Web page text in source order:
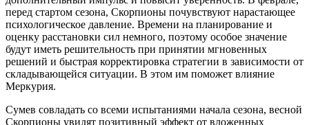
перед стартом сезона, Скорпионы почувствуют нарастающее
психологическое давление. Времени на планирование и
оценку расстановки сил немного, поэтому особое значение
будут иметь решительность при принятии мгновенных
решений и быстрая корректировка стратегии в зависимости от
складывающейся ситуации. В этом им поможет влияние
Меркурия.
Сумев совладать со всеми испытаниями начала сезона, весной
Скорпионы увидят позитивный эффект от вложенных